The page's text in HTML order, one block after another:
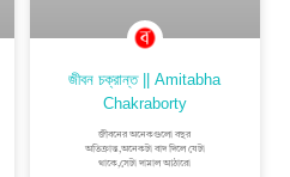
জীবন চক্রান্ত || Amitabha
Chakraborty
জীবনের অনেকগুলো বছর
অতিক্রান্ত,অনেকটা বাদ দিলে যেটা
থাকে,সেটা দামাল আঠারো